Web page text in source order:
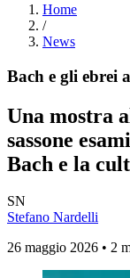
Home
/
News
Bach e gli ebrei
Una mostra
sassone
Bach e la
SN
Stefano Nardelli
26 maggio 2026 • 2